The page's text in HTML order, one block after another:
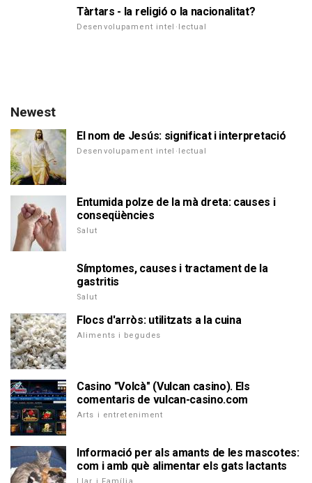
Tàrtars - la religió o la nacionalitat?
Desenvolupament intel·lectual
Newest
El nom de Jesús: significat i interpretació
Desenvolupament intel·lectual
Entumida polze de la mà dreta: causes i
conseqüències
Salut
Símptomes, causes i tractament de la
gastritis
Salut
Flocs d'arròs: utilitzats a la cuina
Aliments i begudes
Casino "Volcà" (Vulcan casino). Els
comentaris de vulcan-casino.com
Arts i entreteniment
Informació per als amants de les mascotes:
com i amb què alimentar els gats lactants
Llar i Família